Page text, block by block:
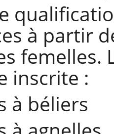
à partir
inscrite :
à béliers